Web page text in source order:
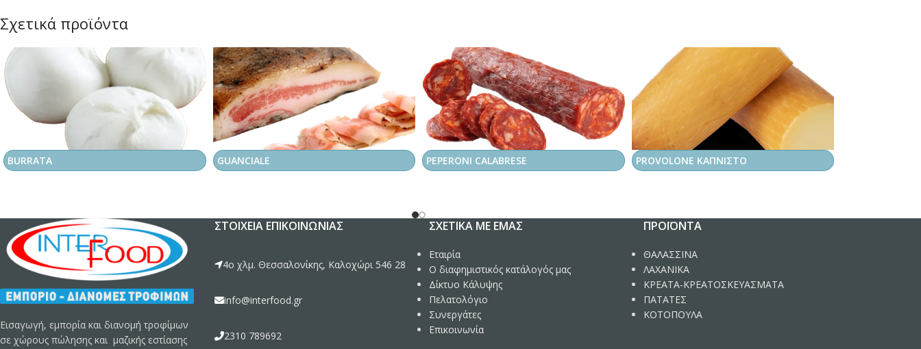
Σχετικά προϊόντα
BURRATA GUANCIALE PEPERONI CALABRESE PROVOLONE ΚΑΠΝΙΣΤΟ
Εισαγωγή, εμπορία και διανομή τροφίμων
σε χώρους πώλησης και μαζικής εστίασης
ΣΤΟΙΧΕΊΑ ΕΠΙΚΟΙΝΩΝΊΑΣ
4ο χλμ. Θεσσαλονίκης, Καλοχώρι 546 28
info@interfood.gr
2310 789692
ΣΧΕΤΙΚΆ ΜΕ ΕΜΆΣ
Εταιρία
Ο διαφημιστικός κατάλογός μας
Δίκτυο Κάλυψης
Πελατολόγιο
Συνεργάτες
Επικοινωνία
ΠΡΟΪΌΝΤΑ
ΘΑΛΑΣΣΙΝΑ
ΛΑΧΑΝΙΚΑ
ΚΡΕΑΤΑ-ΚΡΕΑΤΟΣΚΕΥΑΣΜΑΤΑ
ΠΑΤΑΤΕΣ
ΚΟΤΟΠΟΥΛΑ